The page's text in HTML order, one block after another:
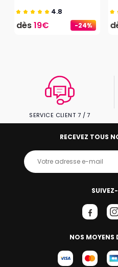
-24%
4.8
dès19€
SERVICE CLIENT 7 / 7
NOS MOYENS
RECEVEZ TOUS